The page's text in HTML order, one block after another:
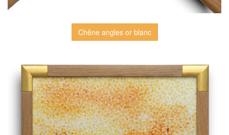
Chêne angles or blanc